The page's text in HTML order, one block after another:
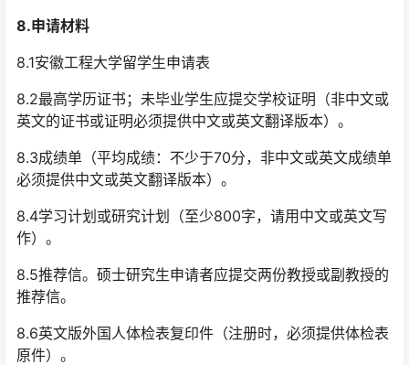
8.申请材料
8.1安徽工程大学留学生申请表
8.2最高学历证书；未毕业学生应提交学校证明（非中文或
英文的证书或证明必须提供中文或英文翻译版本）。
8.3成绩单（平均成绩：不少于70分，非中文或英文成绩单
必须提供中文或英文翻译版本）。
8.4学习计划或研究计划（至少800字，请用中文或英文写
作）。
8.5推荐信。硕士研究生申请者应提交两份教授或副教授的
推荐信。
8.6英文版外国人体检表复印件（注册时，必须提供体检表
原件）。